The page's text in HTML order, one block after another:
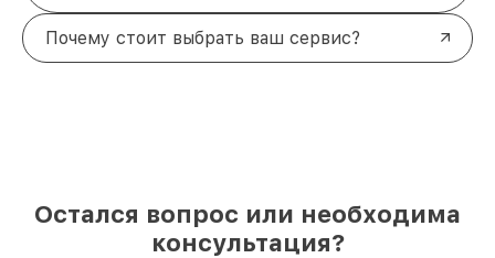
Почему стоит выбрать ваш сервис?
Остался вопрос или необходима
консультация?